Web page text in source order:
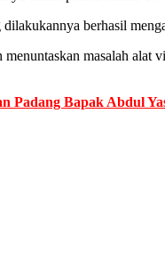
dilakukannya berhasil
masalah alat
Padang Bapak Abdul